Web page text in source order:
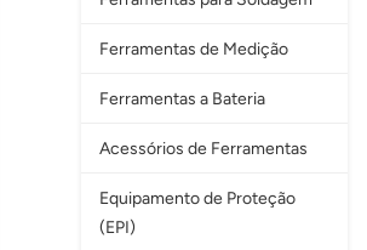
Ferramentas de Medição
Ferramentas a Bateria
Acessórios de Ferramentas
Equipamento de Proteção
(EPI)